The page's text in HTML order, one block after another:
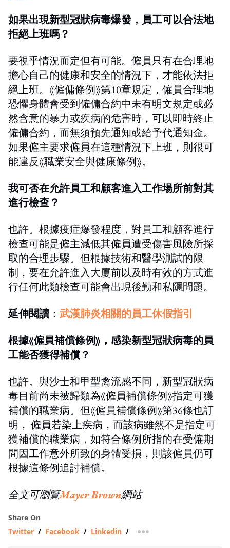
如果出現新型冠狀病毒爆發，員工可以合法地
拒絕上班嗎？
要視乎情況而定但有可能。僱員只有在合理地
擔心自己的健康和安全的情況下，才能依法拒
絕上班。《僱傭條例》第10章規定，僱員合理地
恐懼身體會受到僱傭合約中未有明文規定或必
然含意的暴力或疾病的危害時，可以即時終止
僱傭合約，而無須預先通知或給予代通知金。
如果僱主要求僱員在這種情況下上班，則很可
能違反《職業安全與健康條例》。
我可否在允許員工和顧客進入工作場所前對其
進行檢查？
也許。根據疫症爆發程度，對員工和顧客進行
檢查可能是僱主減低其僱員遭受傷害風險所採
取的合理步驟。但根據技術和醫學測試的限
制，要在允許進入大廈前以及時有效的方式進
行任何此類檢查可能會出現後勤和私隱問題。
延伸閱讀： 武漢肺炎相關的員工休假指引
根據《僱員補償條例》，感染新型冠狀病毒的員
工能否獲得補償？
也許。與沙士和甲型禽流感不同，新型冠狀病
毒目前尚未被歸類為《僱員補償條例》指定可獲
補償的職業病。但《僱員補償條例》第36條也訂
明， 僱員若染上疾病，而該病雖然不是指定可
獲補償的職業病，如符合條例所指的在受僱期
間因工作意外所致的身體受損，則該僱員仍可
根據這條例追討補償。
全文可瀏覽Mayer Brown網站
Share On
Twitter / Facebook / Linkedin / more sharing option